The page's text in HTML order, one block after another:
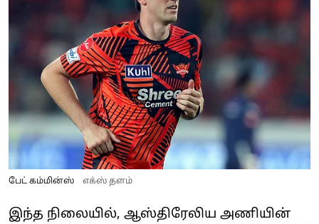
பேட் கம்மின்ஸ் எக்ஸ் தளம்
இந்த நிலையில், ஆஸ்திரேலிய அணியின்